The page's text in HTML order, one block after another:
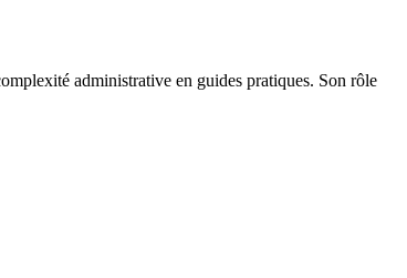
administrative en guides pratiques. Son rôle